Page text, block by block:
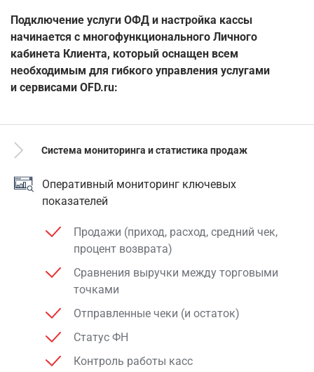
Подключение услуги ОФД и настройка кассы
начинается с многофункционального Личного
кабинета Клиента, который оснащен всем
необходимым для гибкого управления услугами
и сервисами OFD.ru:
Система мониторинга и статистика продаж
Оперативный мониторинг ключевых
показателей
Продажи (приход, расход, средний чек,
процент возврата)
Сравнения выручки между торговыми
точками
Отправленные чеки (и остаток)
Статус ФН
Контроль работы касс